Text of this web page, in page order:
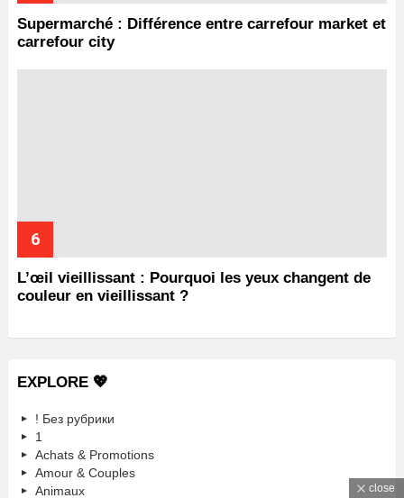
Supermarché : Différence entre carrefour market et
carrefour city
L’œil vieillissant : Pourquoi les yeux changent de
couleur en vieillissant ?
EXPLORE 💖
! Без рубрики
1
Achats & Promotions
Amour & Couples
Animaux
close